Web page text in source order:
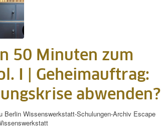
50 Minuten zum
I | Geheimauftrag:
abwenden?
Berlin Wissenswerkstatt-Schulungen-Archiv Escape